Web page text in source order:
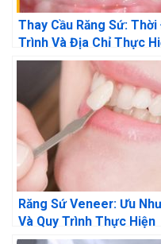
Thay Cầu Răng Sứ:
Trình Và Địa Chỉ Thực
Răng Sứ Veneer: Ưu
Và Quy Trình Thực Hiện